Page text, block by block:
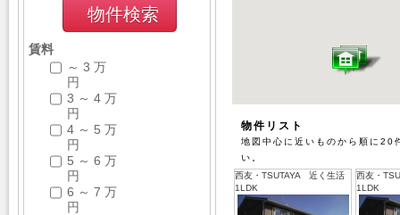
物件リスト
地図中心に近いものから順に20
い。
西友・TSUTAYA 近く生活
に便利な場所です。
1LDK
西友・
に便利な
1LDK
賃料
～ 3 万
円
3 ～ 4 万
円
4 ～ 5 万
円
5 ～ 6 万
円
6 ～ 7 万
円